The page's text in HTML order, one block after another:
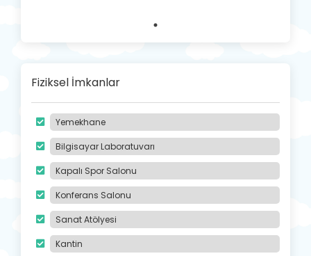
Fiziksel İmkanlar
Yemekhane
Bilgisayar Laboratuvarı
Kapalı Spor Salonu
Konferans Salonu
Sanat Atölyesi
Kantin